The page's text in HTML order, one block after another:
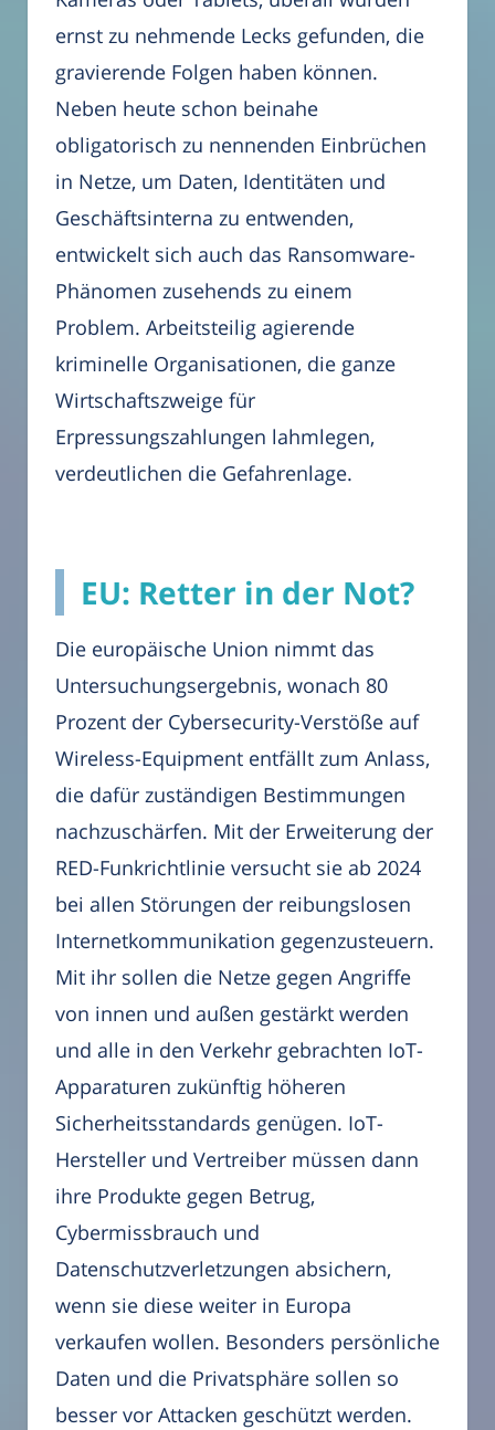
ernst zu nehmende Lecks gefunden, die
gravierende Folgen haben können.
Neben heute schon beinahe
obligatorisch zu nennenden Einbrüchen
in Netze, um Daten, Identitäten und
Geschäftsinterna zu entwenden,
entwickelt sich auch das Ransomware-
Phänomen zusehends zu einem
Problem. Arbeitsteilig agierende
kriminelle Organisationen, die ganze
Wirtschaftszweige für
Erpressungszahlungen lahmlegen,
verdeutlichen die Gefahrenlage.
EU: Retter in der Not?
Die europäische Union nimmt das
Untersuchungsergebnis, wonach 80
Prozent der Cybersecurity-Verstöße auf
Wireless-Equipment entfällt zum Anlass,
die dafür zuständigen Bestimmungen
nachzuschärfen. Mit der Erweiterung der
RED-Funkrichtlinie versucht sie ab 2024
bei allen Störungen der reibungslosen
Internetkommunikation gegenzusteuern.
Mit ihr sollen die Netze gegen Angriffe
von innen und außen gestärkt werden
und alle in den Verkehr gebrachten IoT-
Apparaturen zukünftig höheren
Sicherheitsstandards genügen. IoT-
Hersteller und Vertreiber müssen dann
ihre Produkte gegen Betrug,
Cybermissbrauch und
Datenschutzverletzungen absichern,
wenn sie diese weiter in Europa
verkaufen wollen. Besonders persönliche
Daten und die Privatsphäre sollen so
besser vor Attacken geschützt werden.